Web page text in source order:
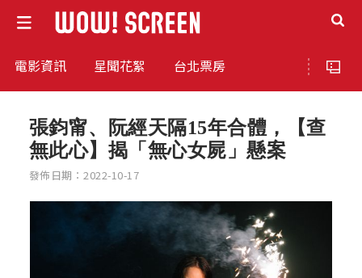
電影資訊 星聞花絮 台北票房
張鈞甯、阮經天隔15年合體，【查
無此心】揭「無心女屍」懸案
發佈日期：2022-10-17